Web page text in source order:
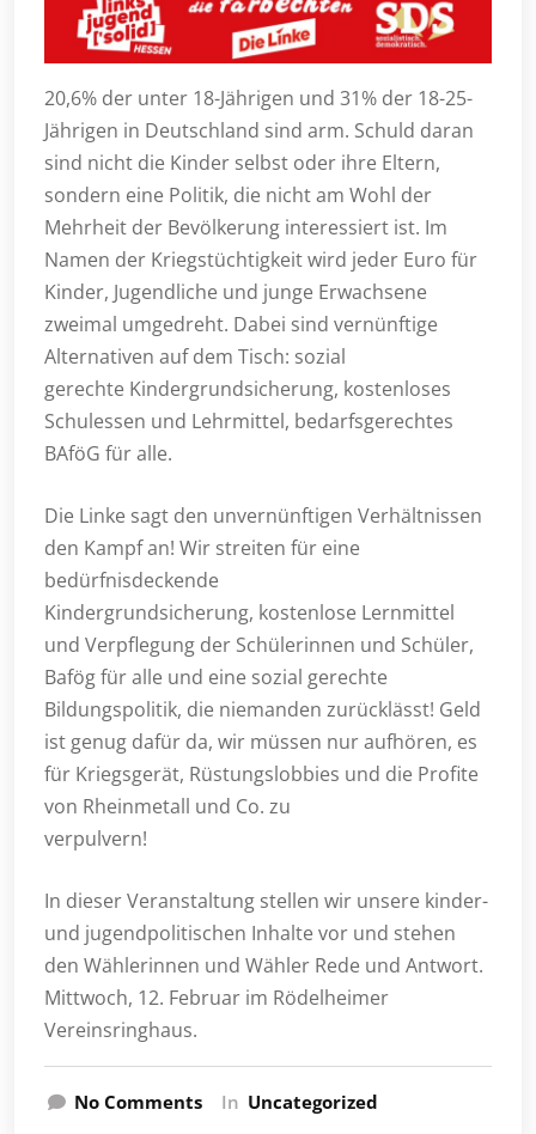
20,6% der unter 18-Jährigen und 31% der 18-25-
Jährigen in Deutschland sind arm. Schuld daran
sind nicht die Kinder selbst oder ihre Eltern,
sondern eine Politik, die nicht am Wohl der
Mehrheit der Bevölkerung interessiert ist. Im
Namen der Kriegstüchtigkeit wird jeder Euro für
Kinder, Jugendliche und junge Erwachsene
zweimal umgedreht. Dabei sind vernünftige
Alternativen auf dem Tisch: sozial
gerechte Kindergrundsicherung, kostenloses
Schulessen und Lehrmittel, bedarfsgerechtes
BAföG für alle.
Die Linke sagt den unvernünftigen Verhältnissen
den Kampf an! Wir streiten für eine
bedürfnisdeckende
Kindergrundsicherung, kostenlose Lernmittel
und Verpflegung der Schülerinnen und Schüler,
Bafög für alle und eine sozial gerechte
Bildungspolitik, die niemanden zurücklässt! Geld
ist genug dafür da, wir müssen nur aufhören, es
für Kriegsgerät, Rüstungslobbies und die Profite
von Rheinmetall und Co. zu
verpulvern!
In dieser Veranstaltung stellen wir unsere kinder-
und jugendpolitischen Inhalte vor und stehen
den Wählerinnen und Wähler Rede und Antwort.
Mittwoch, 12. Februar im Rödelheimer
Vereinsringhaus.
No Comments In Uncategorized